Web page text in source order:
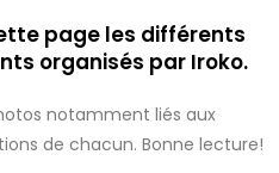
page les différents
organisés par Iroko.
notamment liés aux
de chacun. Bonne lecture!